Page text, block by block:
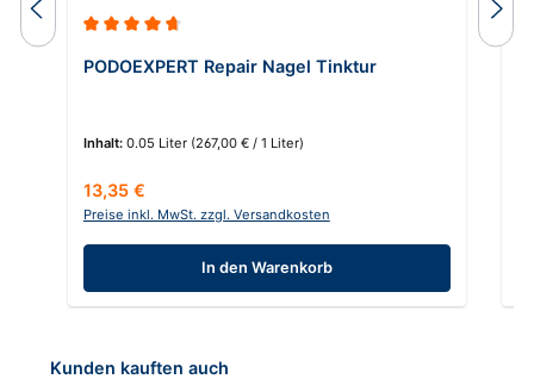
PODOEXPERT Repair Nagel Tinktur
Inhalt: 0.05 Liter (267,00 € / 1 Liter)
Regulärer Preis:
13,35 €
Preise inkl. MwSt. zzgl. Versandkosten
In den Warenkorb
Produktgalerie überspringen
Kunden kauften auch